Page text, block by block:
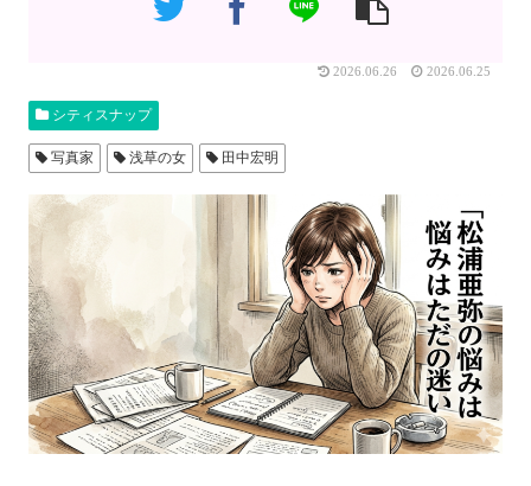
2026.06.26 2026.06.25
シティスナップ
写真家 浅草の女 田中宏明